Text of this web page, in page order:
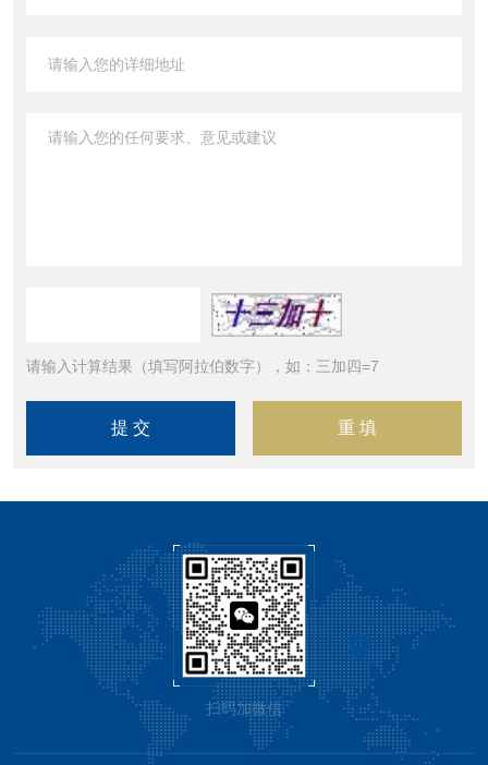
请输入计算结果（填写阿拉伯数字），如：三加四=7
扫码加微信